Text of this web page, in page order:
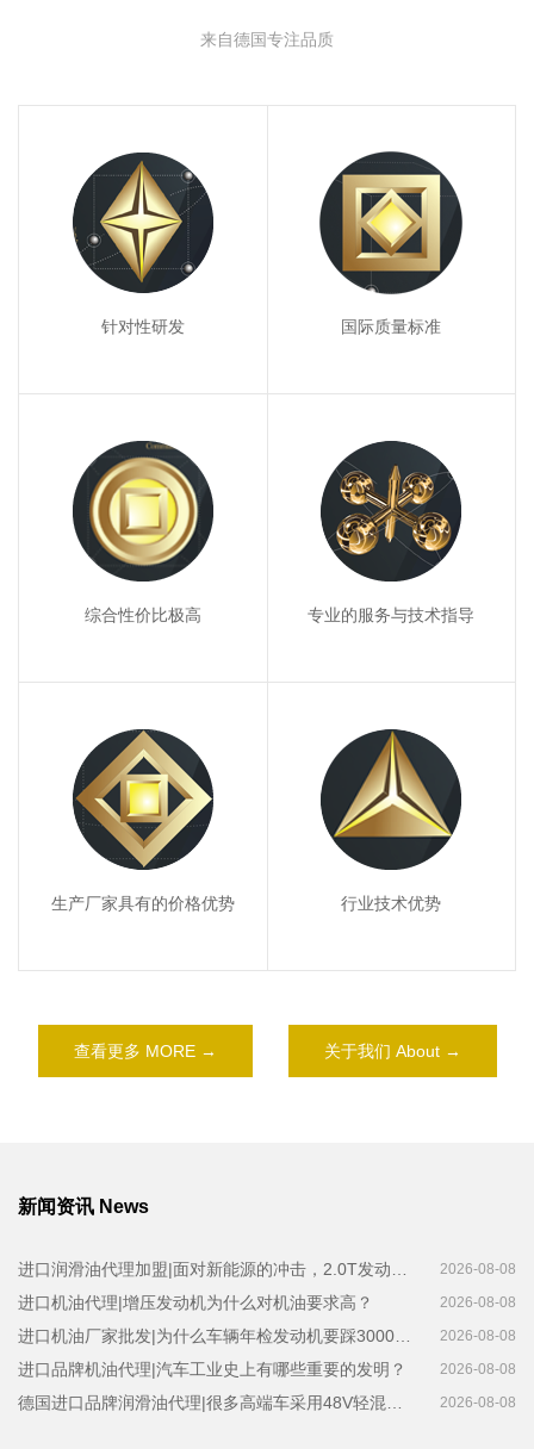
来自德国专注品质
针对性研发 国际质量标准
综合性价比极高 专业的服务与技术指导
生产厂家具有的价格优势 行业技术优势
查看更多 MORE → 关于我们 About →
新闻资讯 News
2026-08-08
进口机油代理|增压发动机为什么对机油要求高？ 2026-08-08
2026-08-08
进口品牌机油代理|汽车工业史上有哪些重要的发明？ 2026-08-08
2026-08-08